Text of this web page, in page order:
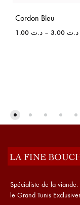
Cordon Bleu
د.ت – د.ت
Spécialiste de la
le Grand Tunis